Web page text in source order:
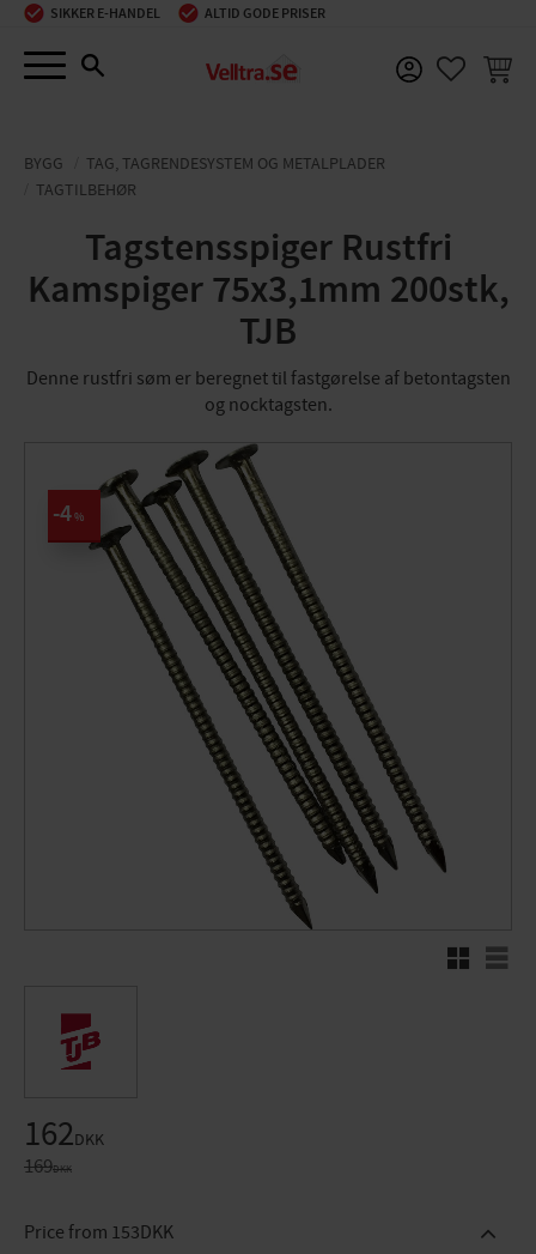
Menu
SIKKER E-HANDEL ALTID GODE PRISER
BYGG
TAG, TAGRENDESYSTEM OG METALPLADER
TAGTILBEHØR
Tagstensspiger Rustfri
Kamspiger 75x3,1mm 200stk,
TJB
Denne rustfri søm er beregnet til fastgørelse af betontagsten
og nocktagsten.
4%
RutenettListe
Nedsat pris:
162DKK
Original pris:
169DKK
Price from 153DKK